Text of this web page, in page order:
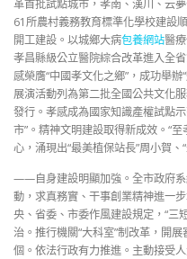
革首批試點城市，孝南、漢川、云
61所農村義務教育標準化學校建設
開工建設。以城鄉大病包養網站醫
孝昌縣級公立醫院綜合改革進入全
感榮膺“中國孝文化之鄉”，成功舉
展演活動列為第二批全國公共文化
發行。孝感成為國家知識產權試點
市”。精神文明建設取得新成效。“
心，涌現出“最美植保站長”周小賀
——自身建設明顯加強。全市政府系
動，求真務實、干事創業精神進一
央、省委、市委作風建設規定，“三
治。推行機關“大科室”制改革，開
個。依法行政有力推進。主動接受